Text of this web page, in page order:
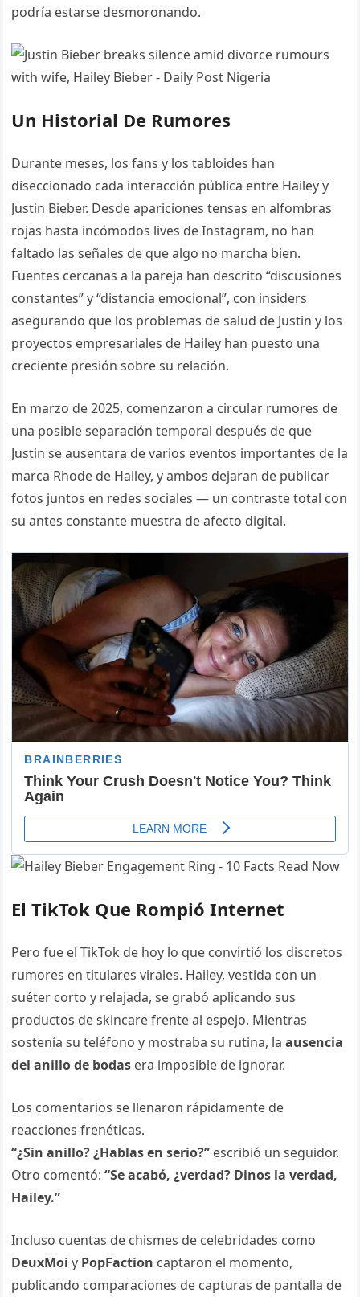
podría estarse desmoronando.
Un Historial De Rumores
Durante meses, los fans y los tabloides han
diseccionado cada interacción pública entre Hailey y
Justin Bieber. Desde apariciones tensas en alfombras
rojas hasta incómodos lives de Instagram, no han
faltado las señales de que algo no marcha bien.
Fuentes cercanas a la pareja han descrito “discusiones
constantes” y “distancia emocional”, con insiders
asegurando que los problemas de salud de Justin y los
proyectos empresariales de Hailey han puesto una
creciente presión sobre su relación.
En marzo de 2025, comenzaron a circular rumores de
una posible separación temporal después de que
Justin se ausentara de varios eventos importantes de la
marca Rhode de Hailey, y ambos dejaran de publicar
fotos juntos en redes sociales — un contraste total con
su antes constante muestra de afecto digital.
El TikTok Que Rompió Internet
Pero fue el TikTok de hoy lo que convirtió los discretos
rumores en titulares virales. Hailey, vestida con un
suéter corto y relajada, se grabó aplicando sus
productos de skincare frente al espejo. Mientras
sostenía su teléfono y mostraba su rutina, laausencia
del anillo de bodas era imposible de ignorar.
Los comentarios se llenaron rápidamente de
reacciones frenéticas.
“¿Sin anillo? ¿Hablas en serio?” escribió un seguidor.
Otro comentó:“Se acabó, ¿verdad? Dinos la verdad,
Hailey.”
Incluso cuentas de chismes de celebridades como
DeuxMoi y PopFaction captaron el momento,
publicando comparaciones de capturas de pantalla de